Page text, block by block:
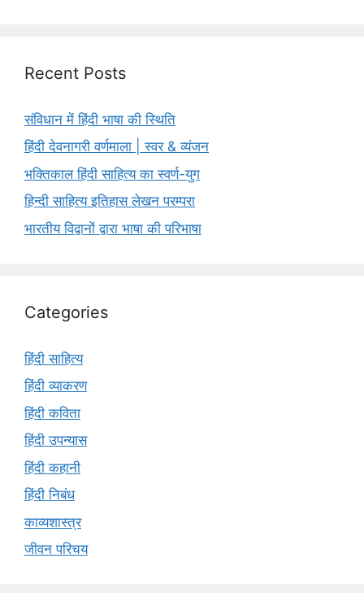
Recent Posts
संविधान में हिंदी भाषा की स्थिति
हिंदी देवनागरी वर्णमाला | स्वर & व्यंजन
भक्तिकाल हिंदी साहित्य का स्वर्ण-युग
हिन्दी साहित्य इतिहास लेखन परम्परा
भारतीय विद्वानों द्वारा भाषा की परिभाषा
Categories
हिंदी साहित्य
हिंदी व्याकरण
हिंदी कविता
हिंदी उपन्यास
हिंदी कहानी
हिंदी निबंध
काव्यशास्त्र
जीवन परिचय